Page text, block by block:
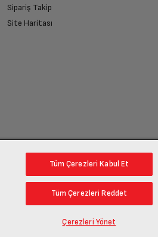
Var
Sipariş Takip
Site Haritası
Tüm Çerezleri Kabul Et
Tüm Çerezleri Reddet
Çerezleri Yönet